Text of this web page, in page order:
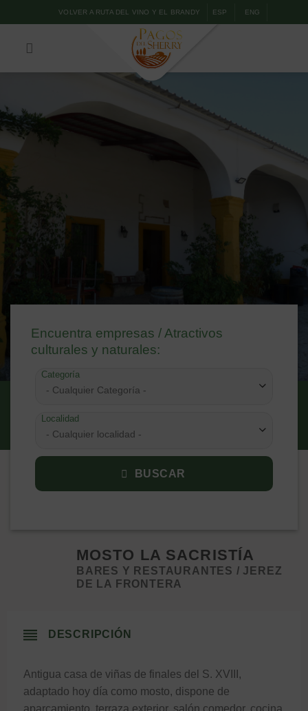
VOLVER A RUTA DEL VINO Y EL BRANDY ESP ENG
Encuentra empresas / Atractivos
culturales y naturales:
Categoría
- Cualquier Categoría -
Localidad
- Cualquier localidad -
BUSCAR
MOSTO LA SACRISTÍA
BARES Y RESTAURANTES / JEREZ
DE LA FRONTERA
DESCRIPCIÓN
Antigua casa de viñas de finales del S. XVIII,
adaptado hoy día como mosto, dispone de
aparcamiento, terraza exterior, salón comedor, cocina